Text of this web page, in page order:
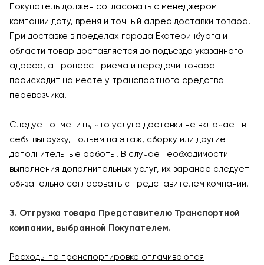
Покупатель должен согласовать с менеджером
компании дату, время и точный адрес доставки товара.
При доставке в пределах города Екатеринбурга и
области товар доставляется до подъезда указанного
адреса, а процесс приема и передачи товара
происходит на месте у транспортного средства
перевозчика.
Следует отметить, что услуга доставки не включает в
себя выгрузку, подъем на этаж, сборку или другие
дополнительные работы. В случае необходимости
выполнения дополнительных услуг, их заранее следует
обязательно согласовать с представителем компании.
3. Отгрузка товара Представителю Транспортной
компании, выбранной Покупателем.
Расходы по транспортировке оплачиваются